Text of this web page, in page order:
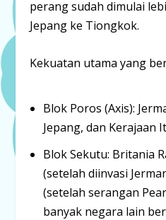
perang sudah dimulai
Jepang ke Tiongkok.
Kekuatan utama yang
Blok Poros (Axis):
Jepang, dan Kerajaan
Blok Sekutu: Britania
(setelah diinvasi
(setelah serangan
banyak negara lain